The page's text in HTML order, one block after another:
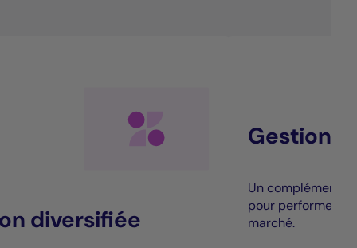
diversifiée
Gestion
Un complément
pour performer
marché.